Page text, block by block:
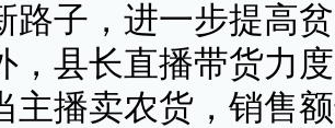
路子，进一步提高
，县长直播带货力
主播卖农货，销售